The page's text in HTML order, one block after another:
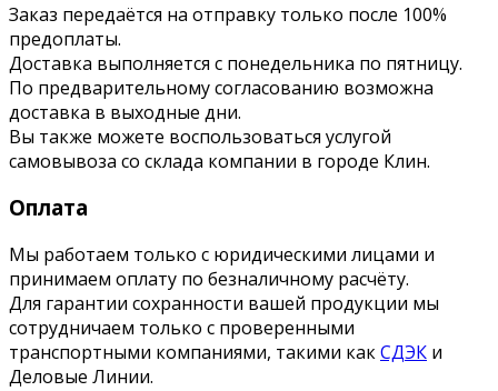
Заказ передаётся на отправку только после 100%
предоплаты.
Доставка выполняется с понедельника по пятницу.
По предварительному согласованию возможна
доставка в выходные дни.
Вы также можете воспользоваться услугой
самовывоза со склада компании в городе Клин.
Оплата
Мы работаем только с юридическими лицами и
принимаем оплату по безналичному расчёту.
Для гарантии сохранности вашей продукции мы
сотрудничаем только с проверенными
транспортными компаниями, такими какСДЭК и
Деловые Линии.